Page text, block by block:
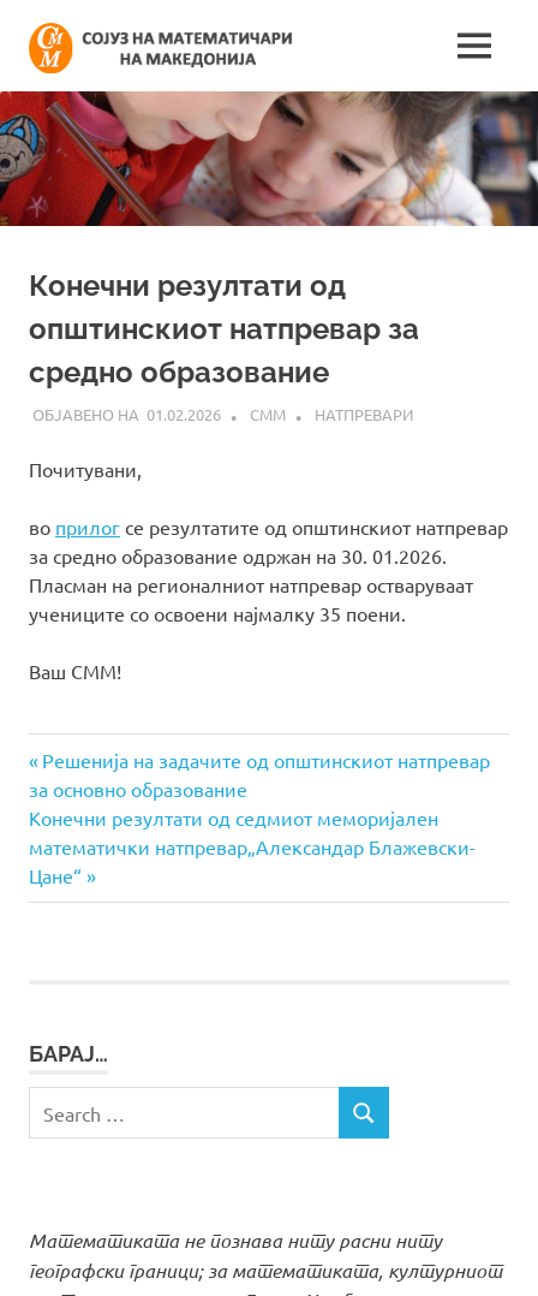
content
на
на
Македонија
информации
поврзани
со
работата
на
MENU
Конечни резултати од
општинскиот натпревар за
средно образование
01.02.2026 СММ НАТПРЕВАРИ
Почитувани,
во прилог се резултатите од општинскиот натпревар
за средно образование одржан на 30. 01.2026.
Пласман на регионалниот натпревар остваруваат
учениците со освоени најмалку 35 поени.
Ваш СММ!
Навигација
на
напис
Previous
Post:
Решенија на задачите од општинскиот натпревар
за основно образование
Next
Post:
Конечни резултати од седмиот меморијален
математички натпревар„Александар Блажевски-
Цане“
БАРАЈ…
for:
SEARCH
Математиката не познава ниту расни ниту
географски граници; за математиката, културниот